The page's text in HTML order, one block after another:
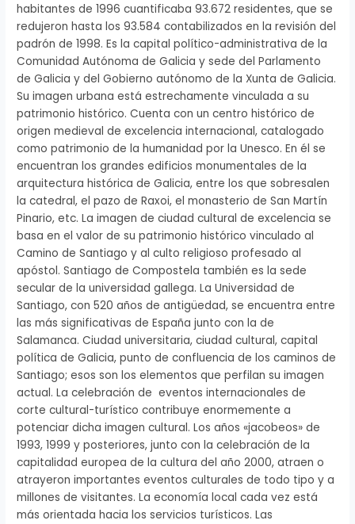
habitantes de 1996 cuantificaba 93.672 residentes, que se
redujeron hasta los 93.584 contabilizados en la revisión del
padrón de 1998. Es la capital político-administrativa de la
Comunidad Autónoma de Galicia y sede del Parlamento
de Galicia y del Gobierno autónomo de la Xunta de Galicia.
Su imagen urbana está estrechamente vinculada a su
patrimonio histórico. Cuenta con un centro histórico de
origen medieval de excelencia internacional, catalogado
como patrimonio de la humanidad por la Unesco. En él se
encuentran los grandes edificios monumentales de la
arquitectura histórica de Galicia, entre los que sobresalen
la catedral, el pazo de Raxoi, el monasterio de San Martín
Pinario, etc. La imagen de ciudad cultural de excelencia se
basa en el valor de su patrimonio histórico vinculado al
Camino de Santiago y al culto religioso profesado al
apóstol. Santiago de Compostela también es la sede
secular de la universidad gallega. La Universidad de
Santiago, con 520 años de antigüedad, se encuentra entre
las más significativas de España junto con la de
Salamanca. Ciudad universitaria, ciudad cultural, capital
política de Galicia, punto de confluencia de los caminos de
Santiago; esos son los elementos que perfilan su imagen
actual. La celebración de eventos internacionales de
corte cultural-turístico contribuye enormemente a
potenciar dicha imagen cultural. Los años «jacobeos» de
1993, 1999 y posteriores, junto con la celebración de la
capitalidad europea de la cultura del año 2000, atraen o
atrayeron importantes eventos culturales de todo tipo y a
millones de visitantes. La economía local cada vez está
más orientada hacia los servicios turísticos. Las